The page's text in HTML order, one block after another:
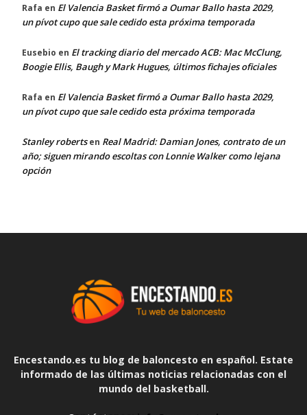
Rafa en El Valencia Basket firmó a Oumar Ballo hasta 2029,
un pívot cupo que sale cedido esta próxima temporada
Eusebio en El tracking diario del mercado ACB: Mac McClung,
Boogie Ellis, Baugh y Mark Hugues, últimos fichajes oficiales
Rafa en El Valencia Basket firmó a Oumar Ballo hasta 2029,
un pívot cupo que sale cedido esta próxima temporada
Stanley robertsen Real Madrid: Damian Jones, contrato de un
año; siguen mirando escoltas con Lonnie Walker como lejana
opción
Encestando.es tu blog de baloncesto en español. Estate
informado de las últimas noticias relacionadas con el
mundo del basketball.